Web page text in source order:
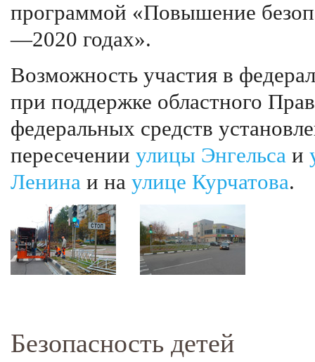
программой «Повышение
—2020 годах».
Возможность участия в
при поддержке областного
федеральных средств
пересечении улицы Энгельса и
Ленина и на улице Курчатова.
Безопасность детей